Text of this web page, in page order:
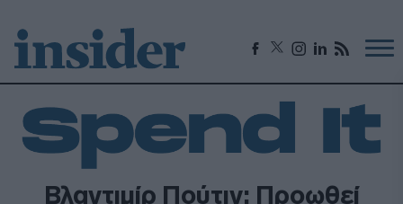
Βλαντιμίρ Πούτιν: Προωθεί